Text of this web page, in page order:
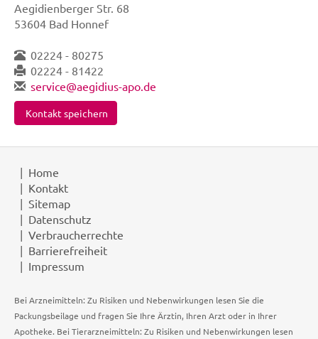
Aegidienberger Str. 68
53604 Bad Honnef
02224 - 80275
02224 - 81422
service@aegidius-apo.de
Kontakt speichern
Home
Kontakt
Sitemap
Datenschutz
Verbraucherrechte
Barrierefreiheit
Impressum
Bei Arzneimitteln: Zu Risiken und Nebenwirkungen lesen Sie die
Packungsbeilage und fragen Sie Ihre Ärztin, Ihren Arzt oder in Ihrer
Apotheke. Bei Tierarzneimitteln: Zu Risiken und Nebenwirkungen lesen